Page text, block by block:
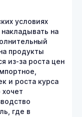
условиях
на
продукты
из-за роста цен
и роста курса
где в